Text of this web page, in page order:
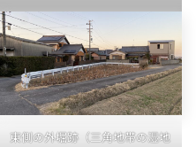
東側の外堀跡（三角地帯の湿地